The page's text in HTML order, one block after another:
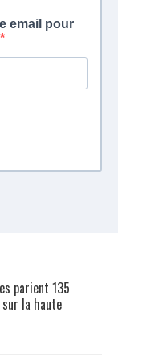
parient 135
la haute